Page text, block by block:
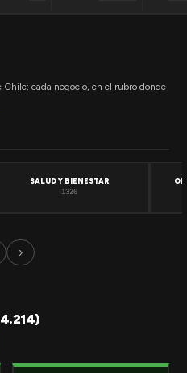
cada negocio, en el rubro donde
SALUD Y BIENESTAR
1320
›